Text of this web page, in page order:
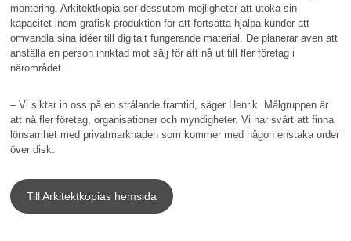
montering. Arkitektkopia ser dessutom möjligheter att utöka sin
kapacitet inom grafisk produktion för att fortsätta hjälpa kunder att
omvandla sina idéer till digitalt fungerande material. De planerar även att
anställa en person inriktad mot sälj för att nå ut till fler företag i
närområdet.
– Vi siktar in oss på en strålande framtid, säger Henrik. Målgruppen är
att nå fler företag, organisationer och myndigheter. Vi har svårt att finna
lönsamhet med privatmarknaden som kommer med någon enstaka order
över disk.
Till Arkitektkopias hemsida